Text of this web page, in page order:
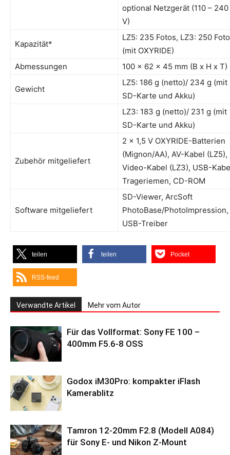
optional Netzgerät (110 – 240
V)
Kapazität*
LZ5: 235 Fotos, LZ3: 250
(mit OXYRIDE)
Abmessungen
100 x 62 x 45 mm (B x H x T)
Gewicht
LZ5: 186 g (netto)/ 234 g (mit
SD-Karte und Akku)
LZ3: 183 g (netto)/ 231 g (mit
SD-Karte und Akku)
Zubehör mitgeliefert
2 x 1,5 V OXYRIDE-Batterien
(Mignon/AA), AV-Kabel (LZ5),
Video-Kabel (LZ3), USB-
Trageriemen, CD-ROM
Software mitgeliefert
SD-Viewer, ArcSoft
PhotoBase/PhotoImpression,
USB-Treiber
teilen teilen Pocket
RSS-feed
Verwandte Artikel Mehr vom Autor
Für das Vollformat: Sony FE 100 –
400mm F5.6-8 OSS
Godox iM30Pro: kompakter iFlash
Kamerablitz
Tamron 12-20mm F2.8 (Modell A084)
für Sony E- und Nikon Z-Mount